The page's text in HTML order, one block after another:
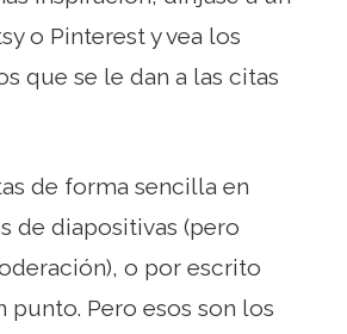
o Pinterest y vea los
que se le dan a las citas
de forma sencilla en
de diapositivas (pero
o por escrito
punto. Pero esos son los